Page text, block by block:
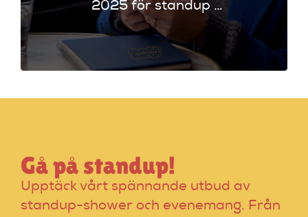
2025 för standup i
UK. Jämför
plattformar som
Ticketmaster och
rätt alternativ!
Gå på standup!
Upptäck vårt spännande utbud av
standup-shower och evenemang. Från